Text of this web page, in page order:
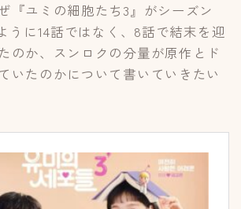
『ユミの細胞たち3』がシーズン
うに14話ではなく、8話で結末を迎
のか、スンロクの分量が原作とド
いたのかについて書いていきたい